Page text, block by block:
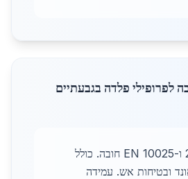
לפרופילי פלדה בגבעתיים
ת"י 122, ת"י 26 ו-EN 10025 חובה. כולל
ובטיחות אש. עמידה